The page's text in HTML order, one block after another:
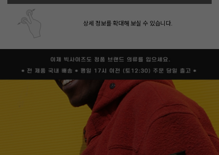
상세 정보를 확대해 보실 수 있습니다.